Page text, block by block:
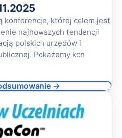
konferencje, której celem jest
najnowszych tendencji
polskich urzędów i
Pokażemy kon
→